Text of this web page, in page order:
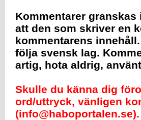
Kommentarer
att den som skriver en
kommentarens
följa svensk lag.
artig, hota aldrig,
Skulle du känna dig
ord/uttryck, vänligen
(info@haboportalen.se).